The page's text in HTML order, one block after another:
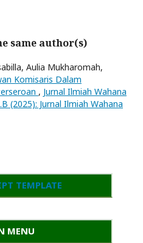
same author(s)
Aulia Mukharomah,
Komisaris Dalam
, Jurnal Ilmiah Wahana
(2025): Jurnal Ilmiah Wahana
TEMPLATE
MENU